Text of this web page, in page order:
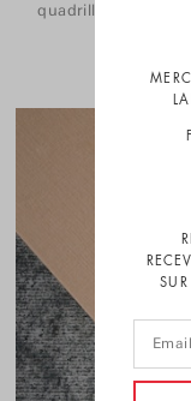
quadrillées,